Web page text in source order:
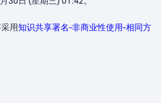
用知识共享署名-非商业性使用-相同方